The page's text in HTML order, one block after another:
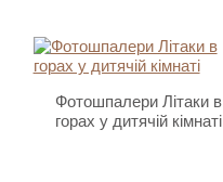
Фотошпалери Літаки в
горах у дитячій кімнаті